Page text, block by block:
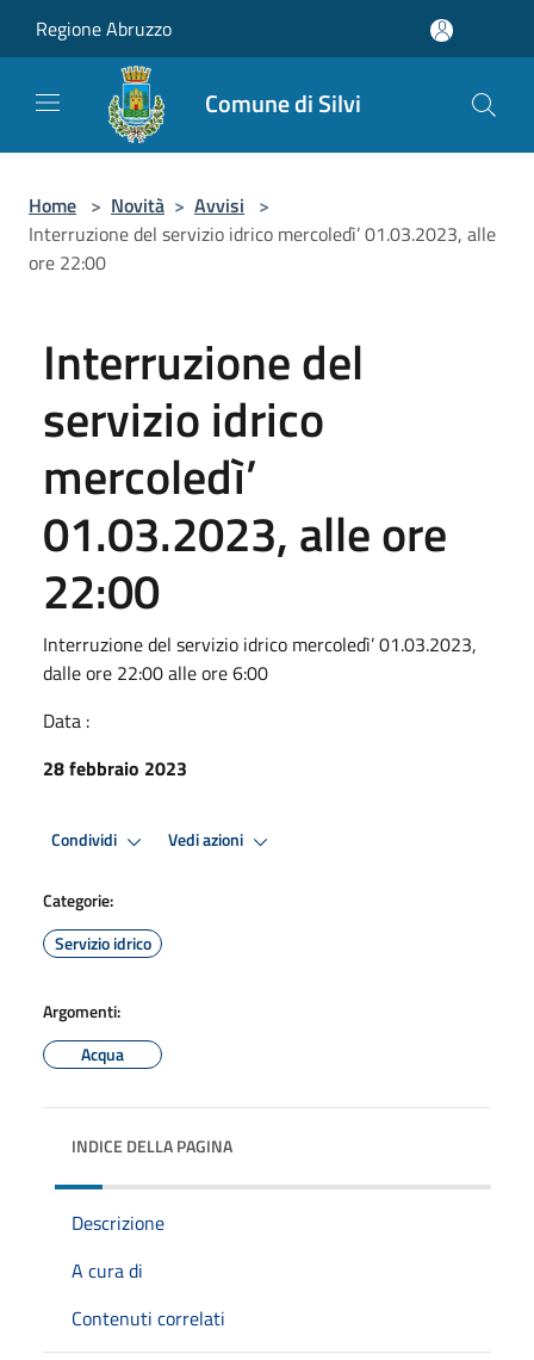
Regione Abruzzo
Comune di Silvi
Home > Novità > Avvisi >
Interruzione del servizio idrico mercoledì’ 01.03.2023, alle
ore 22:00
Interruzione del
servizio idrico
mercoledì’
01.03.2023, alle ore
22:00
Interruzione del servizio idrico mercoledì’ 01.03.2023,
dalle ore 22:00 alle ore 6:00
Data :
28 febbraio 2023
Condividi Vedi azioni
Categorie:
Servizio idrico
Argomenti:
Acqua
INDICE DELLA PAGINA
Descrizione
A cura di
Contenuti correlati